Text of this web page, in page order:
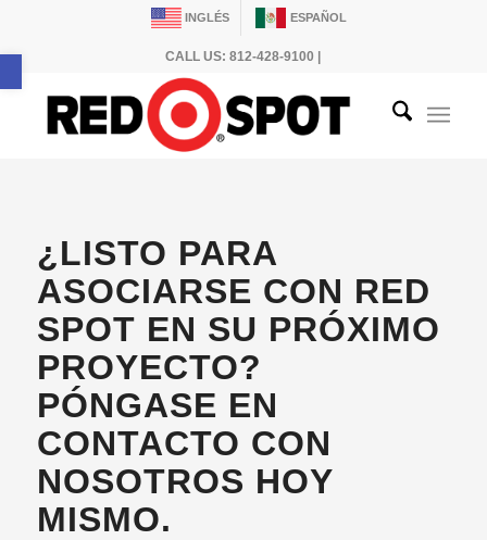
Abrir barra de herramientas
INGLÉS ESPAÑOL
CALL US: 812-428-9100 |
¿LISTO PARA
ASOCIARSE CON RED
SPOT EN SU PRÓXIMO
PROYECTO?
PÓNGASE EN
CONTACTO CON
NOSOTROS HOY
MISMO.